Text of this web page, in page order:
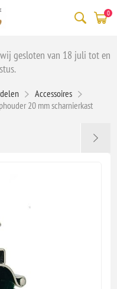
0
gesloten van 18 juli tot en
Accessoires
20 mm scharnierkast